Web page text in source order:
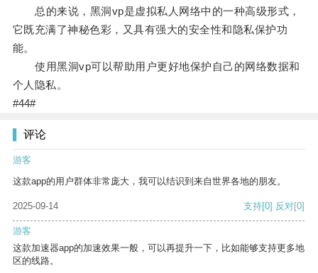
总的来说，黑洞vp是虚拟私人网络中的一种高级形式，
它既充满了神秘色彩，又具有强大的安全性和隐私保护功
能。
使用黑洞vp可以帮助用户更好地保护自己的网络数据和
个人隐私。
#44#
评论
游客
这款app的用户群体非常庞大，我可以结识到来自世界各地的朋友。
2025-09-14 支持[0] 反对[0]
游客
这款加速器app的加速效果一般，可以再提升一下，比如能够支持更多地
区的线路。